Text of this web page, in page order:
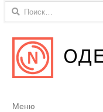
Найти:
Menu
Меню